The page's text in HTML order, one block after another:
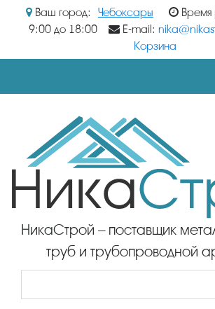
Ваш город: Чебоксары
Время
9:00 до 18:00
E-mail:
Корзина
НикаСтрой – поставщик
труб и трубопроводной